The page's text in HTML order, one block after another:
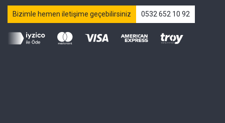
Bizimle hemen iletişime geçebilirsiniz 0532 652 10 92